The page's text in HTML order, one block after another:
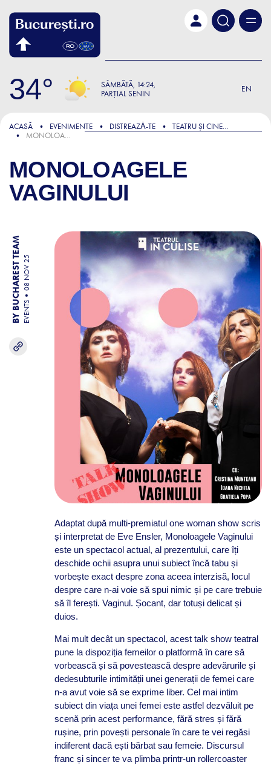
34 SÂMBĂTĂ 14:24
PARȚIAL SENIN
EN
ACASĂ EVENIMENTE DISTREAZǍ-TE
TEATRU ȘI CINEMA
MONOLOAGELE VAGINULUI
MONOLOAGELE
VAGINULUI
BY BUCHAREST TEAM EVENTS
08 NOV 25
Adaptat după multi-premiatul one woman show scris
și interpretat de Eve Ensler, Monoloagele Vaginului
este un spectacol actual, al prezentului, care îți
deschide ochii asupra unui subiect încă tabu și
vorbește exact despre zona aceea interzisă, locul
despre care n-ai voie să spui nimic și pe care trebuie
să îl ferești. Vaginul. Șocant, dar totuși delicat și
duios.
Mai mult decât un spectacol, acest talk show teatral
pune la dispoziția femeilor o platformă în care să
vorbească și să povestească despre adevărurile și
dedesubturile intimității unei generații de femei care
n-a avut voie să se exprime liber. Cel mai intim
subiect din viața unei femei este astfel dezvăluit pe
scenă prin acest performance, fără stres și fără
rușine, prin povești personale în care te vei regăsi
indiferent dacă ești bărbat sau femeie. Discursul
franc și sincer te va plimba printr-un rollercoaster